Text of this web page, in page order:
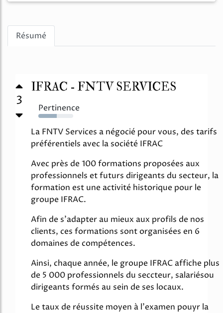
Résumé
3
IFRAC - FNTV SERVICES
Pertinence
53%
La FNTV Services a négocié pour vous, des tarifs
préférentiels avec la société IFRAC
Avec près de 100 formations proposées aux
professionnels et futurs dirigeants du secteur, la
formation est une activité historique pour le
groupe IFRAC.
Afin de s'adapter au mieux aux profils de nos
clients, ces formations sont organisées en 6
domaines de compétences.
Ainsi, chaque année, le groupe IFRAC affiche plus
de 5 000 professionnels du seccteur, salariésou
dirigeants formés au sein de ses locaux.
Le taux de réussite moyen à l'examen pouyr la